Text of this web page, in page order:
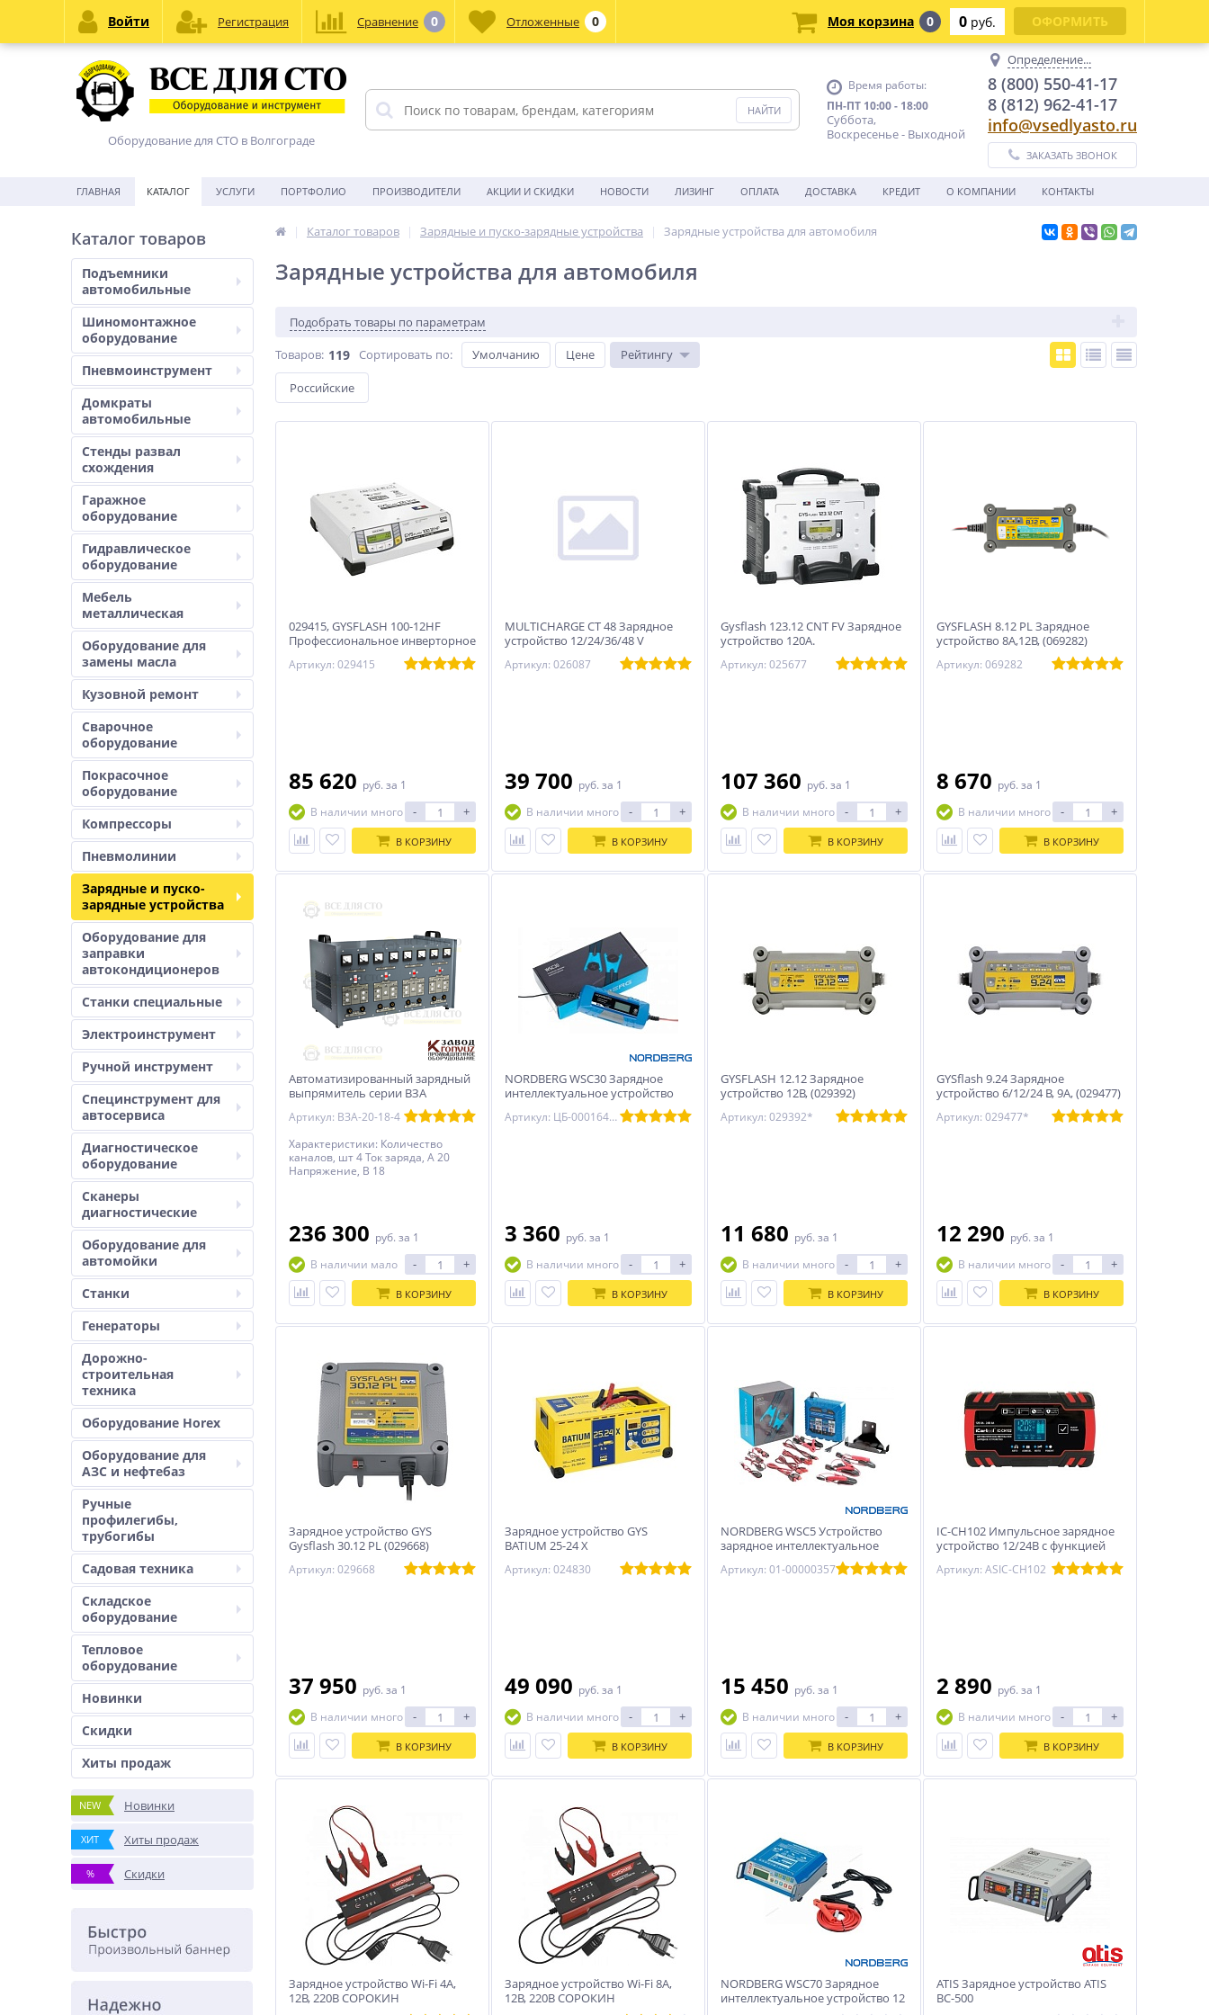
Оборудование для СТО в Волгограде
Время работы:
ПН-ПТ 10:00 - 18:00
Суббота,
Воскресенье - Выходной
Определение...
8 (800) 550-41-17
8 (812) 962-41-17
info@vsedlyasto.ru
ЗАКАЗАТЬ ЗВОНОК
ГЛАВНАЯ КАТАЛОГ УСЛУГИ ПОРТФОЛИО ПРОИЗВОДИТЕЛИ АКЦИИ И СКИДКИ НОВОСТИ ЛИЗИНГ ОПЛАТА ДОСТАВКА КРЕДИТ О КОМПАНИИ КОНТАКТЫ
Каталог товаров
Подъемники
автомобильные
Шиномонтажное
оборудование
Пневмоинструмент
Домкраты
автомобильные
Стенды развал
схождения
Гаражное
оборудование
Гидравлическое
оборудование
Мебель
металлическая
Оборудование для
замены масла
Кузовной ремонт
Сварочное
оборудование
Покрасочное
оборудование
Компрессоры
Пневмолинии
Зарядные и пуско-
зарядные устройства
Оборудование для
заправки
автокондиционеров
Станки специальные
Электроинструмент
Ручной инструмент
Специнструмент для
автосервиса
Диагностическое
оборудование
Сканеры
диагностические
Оборудование для
автомойки
Станки
Генераторы
Дорожно-
строительная
техника
Оборудование Horex
Оборудование для
АЗС и нефтебаз
Ручные
профилегибы,
трубогибы
Садовая техника
Складское
оборудование
Тепловое
оборудование
Новинки
Скидки
Хиты продаж
NEW Новинки
ХИТ Хиты продаж
% Скидки
Каталог товаров Зарядные и пуско-зарядные устройства Зарядные устройства для автомобиля
Зарядные устройства для автомобиля
Подобрать товары по параметрам
Товаров: 119 Сортировать по: Умолчанию Цене Рейтингу
Российские
029415, GYSFLASH 100-12HF
Профессиональное инверторное
зарядное устройство с
автомат.управлением, 5м
Артикул: 029415
85 620 руб. за 1
В наличии много
- +
В КОРЗИНУ
MULTICHARGE CT 48 Зарядное
устройство 12/24/36/48 V
Артикул: 026087
39 700 руб. за 1
В наличии много
- +
В КОРЗИНУ
Gysflash 123.12 CNT FV Зарядное
устройство 120А.
Артикул: 025677
107 360 руб. за 1
В наличии много
- +
В КОРЗИНУ
GYSFLASH 8.12 PL Зарядное
устройство 8А,12В, (069282)
Артикул: 069282
8 670 руб. за 1
В наличии много
- +
В КОРЗИНУ
Автоматизированный зарядный
выпрямитель серии ВЗА
Артикул: ВЗА-20-18-4
Характеристики: Количество
каналов, шт 4 Ток заряда, А 20
Напряжение, В 18
236 300 руб. за 1
В наличии мало
- +
В КОРЗИНУ
NORDBERG WSC30 Зарядное
интеллектуальное устройство
Артикул: ЦБ-00016462
3 360 руб. за 1
В наличии много
- +
В КОРЗИНУ
GYSFLASH 12.12 Зарядное
устройство 12В, (029392)
Артикул: 029392*
11 680 руб. за 1
В наличии много
- +
В КОРЗИНУ
GYSflash 9.24 Зарядное
устройство 6/12/24 В, 9А, (029477)
Артикул: 029477*
12 290 руб. за 1
В наличии много
- +
В КОРЗИНУ
Зарядное устройство GYS
Gysflash 30.12 PL (029668)
Артикул: 029668
37 950 руб. за 1
В наличии много
- +
В КОРЗИНУ
Зарядное устройство GYS
BATIUM 25-24 Х
Артикул: 024830
49 090 руб. за 1
В наличии много
- +
В КОРЗИНУ
NORDBERG WSC5 Устройство
зарядное интеллектуальное
6/12V, на 4 аккумулятора
Артикул: 01-00000357
15 450 руб. за 1
В наличии много
- +
В КОРЗИНУ
IC-CH102 Импульсное зарядное
устройство 12/24В с функцией
восстановления iCartool IC-CH102
Артикул: ASIC-CH102
2 890 руб. за 1
В наличии много
- +
В КОРЗИНУ
Зарядное устройство Wi-Fi 4A,
12В, 220В СОРОКИН
Зарядное устройство Wi-Fi 8A,
12В, 220В СОРОКИН
NORDBERG WSC70 Зарядное
интеллектуальное устройство 12
ATIS Зарядное устройство ATIS
ВС-500
Войти Регистрация Сравнение 0 Отложенные 0 Моя корзина 0 0 руб. ОФОРМИТЬ